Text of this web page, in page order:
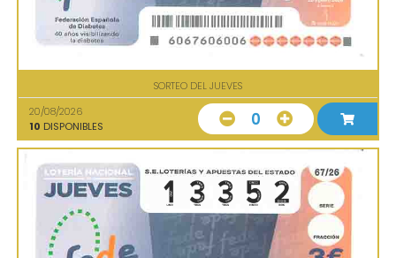
SORTEO DEL JUEVES
20/08/2026
10 DISPONIBLES 0